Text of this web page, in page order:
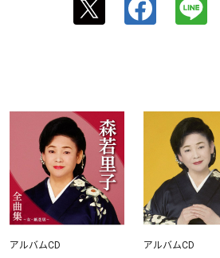
アルバムCD アルバムCD